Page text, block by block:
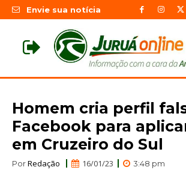
Envie sua notícia
Homem cria perfil
Facebook para
em Cruzeiro do Sul
PorRedação 16/01/23 3:48 pm